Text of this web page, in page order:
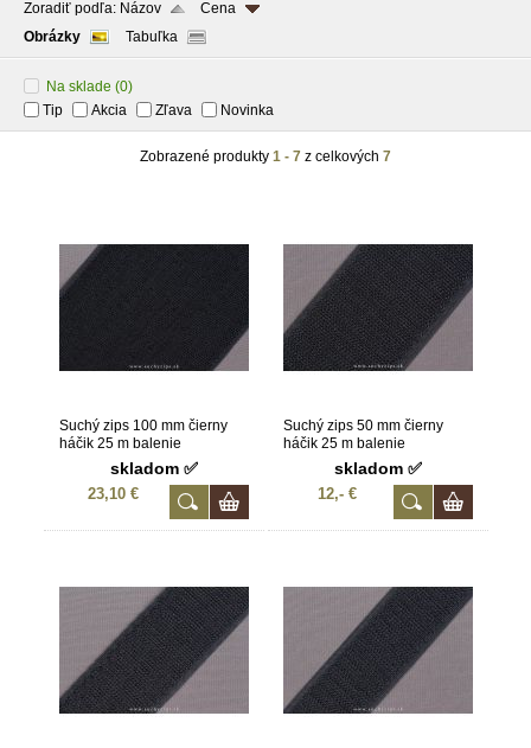
Zoradiť podľa: Názov
Cena
Obrázky
Tabuľka
Na sklade (0)
Tip
Akcia Zľava Novinka
Zobrazené produkty 1 - 7 z celkových 7
Suchý zips 100 mm čierny
háčik 25 m balenie
skladom ✅
23,10 €
Suchý zips 50 mm čierny
háčik 25 m balenie
skladom ✅
12,- €